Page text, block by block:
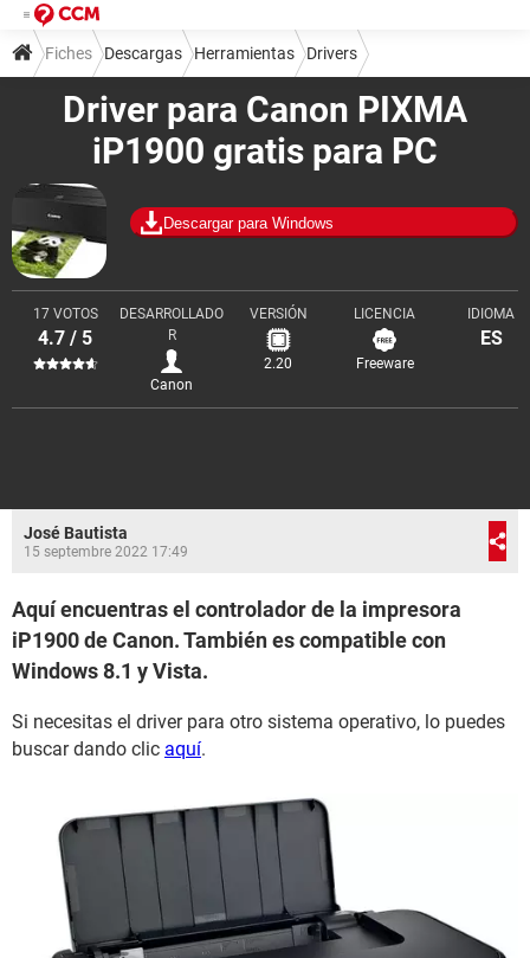
Driver para Canon PIXMA
iP1900 gratis para PC
Descargar para Windows
17 VOTOS
4.7 / 5
DESARROLLADO
R
Canon
VERSIÓN
2.20
LICENCIA
Freeware
IDIOMA
ES
Fiches Descargas Herramientas Drivers
José Bautista
15 septembre 2022 17:49
Aquí encuentras el controlador de la impresora
iP1900 de Canon. También es compatible con
Windows 8.1 y Vista.
Si necesitas el driver para otro sistema operativo, lo puedes
buscar dando clic aquí.